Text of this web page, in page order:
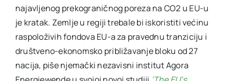
najavljenog prekograničnog poreza na CO2 u EU-u
je kratak. Zemlje u regiji trebale bi iskoristiti većinu
raspoloživih fondova EU-a za pravednu tranziciju i
društveno-ekonomsko približavanje bloku od 27
nacija, piše njemački nezavisni institut Agora